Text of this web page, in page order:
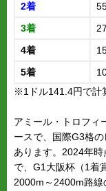
2着
3着
4着
5着
※1ドル141.4円で計
アミール・トロフィ
ースで、国際G3格
あります。2024年
で、G1大阪杯（1着
2000m～2400m路線